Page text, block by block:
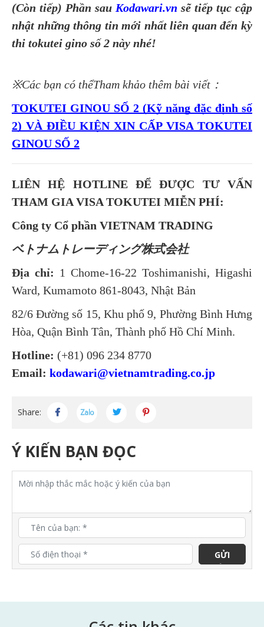
(Còn tiếp) Phần sau Kodawari.vn sẽ tiếp tục cập
nhật những thông tin mới nhất liên quan đến kỳ
thi tokutei gino số 2 này nhé!
※Các bạn có thểTham khảo thêm bài viết：
TOKUTEI GINOU SỐ 2 (Kỹ năng đặc định số
2) VÀ ĐIỀU KIỆN XIN CẤP VISA TOKUTEI
GINOU SỐ 2
LIÊN HỆ HOTLINE ĐỂ ĐƯỢC TƯ VẤN
THAM GIA VISA TOKUTEI MIỄN PHÍ:
Công ty Cổ phần VIETNAM TRADING
ベトナムトレーディング株式会社
Địa chỉ: 1 Chome-16-22 Toshimanishi, Higashi
Ward, Kumamoto 861-8043, Nhật Bản
82/6 Đường số 15, Khu phố 9, Phường Bình Hưng
Hòa, Quận Bình Tân, Thành phố Hồ Chí Minh.
Hotline: (+81) 096 234 8770
Email: kodawari@vietnamtrading.co.jp
Share:
Ý KIẾN BẠN ĐỌC
GỬI
ĐÁNH